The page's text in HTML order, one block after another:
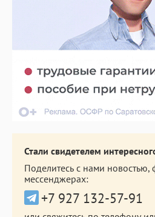
Стали свидетелем
Поделитесь с нами новостью,
мессенджерах:
+7 927 132-57-91